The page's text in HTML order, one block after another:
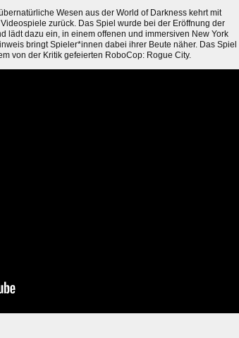
Wesen aus der World of Darkness kehrt mit
zurück. Das Spiel wurde bei der Eröffnung der
lädt dazu ein, in einem offenen und immersiven New York
bringt Spieler*innen dabei ihrer Beute näher. Das Spiel
von der Kritik gefeierten RoboCop: Rogue City.